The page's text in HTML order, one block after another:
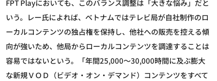
FPT Playにおいても、このバランス調整は「大きな悩み」だと
いう。レー氏によれば、ベトナムではテレビ局が自社制作のロ
ーカルコンテンツの独占権を保持し、他社への販売を控える傾
向が強いため、他局からローカルコンテンツを調達することは
容易ではないという。「年間25,000～30,000時間に及ぶ膨大
な新規ＶＯＤ（ビデオ・オン・デマンド）コンテンツをすべて